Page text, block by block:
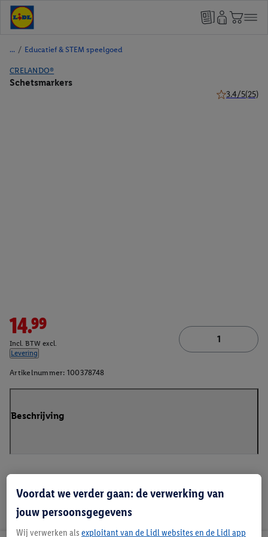
/ Educatief & STEM speelgoed
CRELANDO®
Schetsmarkers
3.4/5(25)
14.99
Incl. BTW excl.
Levering
Artikelnummer: 100378748
Beschrijving
Voordat we verder gaan: de verwerking van
jouw persoonsgegevens
Wij verwerken als exploitant van de Lidl websites en de Lidl app